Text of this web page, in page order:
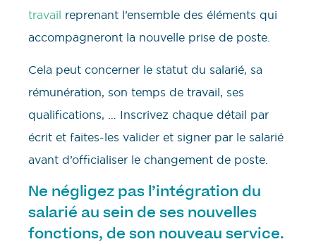
travail reprenant l’ensemble des éléments qui
accompagneront la nouvelle prise de poste.
Cela peut concerner le statut du salarié, sa
rémunération, son temps de travail, ses
qualifications, … Inscrivez chaque détail par
écrit et faites-les valider et signer par le salarié
avant d’officialiser le changement de poste.
Ne négligez pas l’intégration du
salarié au sein de ses nouvelles
fonctions, de son nouveau service.